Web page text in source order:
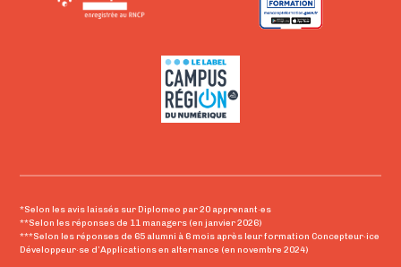
*Selon les avis laissés sur Diplomeo par 20 apprenant·es
**Selon les réponses de 11 managers (en janvier 2026)
***Selon les réponses de 65 alumni à 6 mois après leur formation Concepteur·ice
Développeur·se d’Applications en alternance (en novembre 2024)